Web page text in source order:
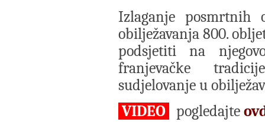
Izlaganje posmrtnih
obilježavanja 800.
podsjetiti na
franjevačke
sudjelovanje u
VIDEO
pogledajte